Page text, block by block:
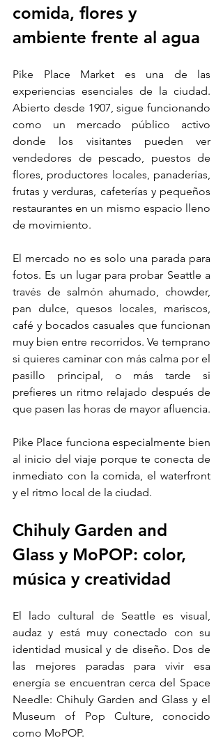
comida, flores y
ambiente frente al agua
Pike Place Market es una de las
experiencias esenciales de la ciudad.
Abierto desde 1907, sigue funcionando
como un mercado público activo
donde los visitantes pueden ver
vendedores de pescado, puestos de
flores, productores locales, panaderías,
frutas y verduras, cafeterías y pequeños
restaurantes en un mismo espacio lleno
de movimiento.
El mercado no es solo una parada para
fotos. Es un lugar para probar Seattle a
través de salmón ahumado, chowder,
pan dulce, quesos locales, mariscos,
café y bocados casuales que funcionan
muy bien entre recorridos. Ve temprano
si quieres caminar con más calma por el
pasillo principal, o más tarde si
prefieres un ritmo relajado después de
que pasen las horas de mayor afluencia.
Pike Place funciona especialmente bien
al inicio del viaje porque te conecta de
inmediato con la comida, el waterfront
y el ritmo local de la ciudad.
Chihuly Garden and
Glass y MoPOP: color,
música y creatividad
El lado cultural de Seattle es visual,
audaz y está muy conectado con su
identidad musical y de diseño. Dos de
las mejores paradas para vivir esa
energía se encuentran cerca del Space
Needle: Chihuly Garden and Glass y el
Museum of Pop Culture, conocido
como MoPOP.